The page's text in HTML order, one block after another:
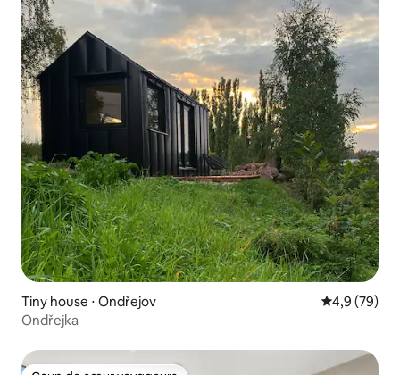
Tiny house ⋅ Ondřejov Évaluation
4,9 (79)
Ondřejka